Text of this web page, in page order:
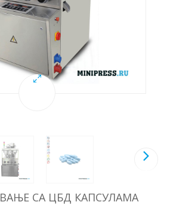
СА ЦБД КАПСУЛАМА